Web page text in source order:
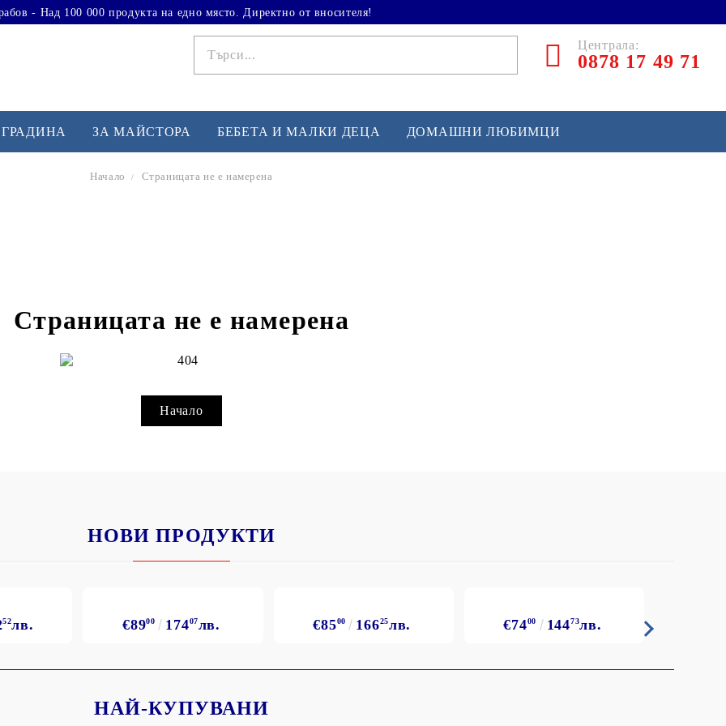
- Над 100 000 продукта на едно място. Директно от вносителя!
Централа:
0878 17 49 71
Лежанки за упражнения
ЗА МАЙСТОРА БЕБЕТА И МАЛКИ ДЕЦА ДОМАШНИ ЛЮБИМЦИ
Начало Страницата не е намерена
Страницата не е намерена
Начало
НОВИ ПРОДУКТИ
52лв. €8900 17407лв. €8500 16625лв. €7400 14473лв.
НАЙ-КУПУВАНИ